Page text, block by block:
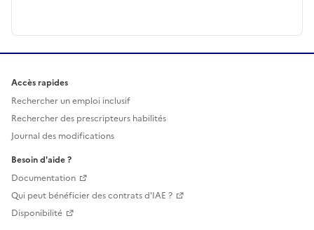
Accès rapides
Rechercher un emploi inclusif
Rechercher des prescripteurs habilités
Journal des modifications
Besoin d'aide ?
Documentation
Qui peut bénéficier des contrats d'IAE ?
Disponibilité